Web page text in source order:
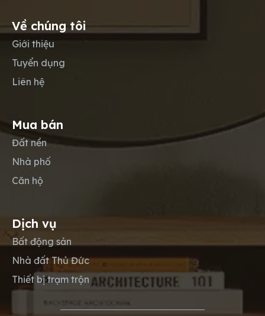
Về chúng tôi
Giới thiệu
Tuyển dụng
Liên hệ
Mua bán
Đất nền
Nhà phố
Căn hộ
Dịch vụ
Bất động sản
Nhà đất Thủ Đức
Thiết bị trạm trộn